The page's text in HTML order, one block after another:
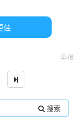
下来围在她的脖
佳
举报
搜索